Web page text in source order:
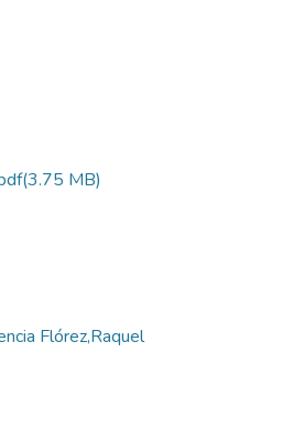
(3.75 MB)
Flórez,Raquel